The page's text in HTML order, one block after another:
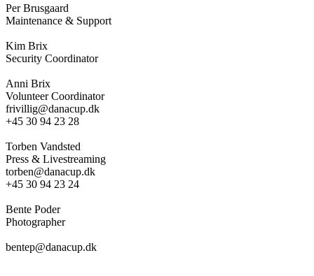
Per Brusgaard
Maintenance & Support
Kim Brix
Security Coordinator
Anni Brix
Volunteer Coordinator
frivillig@danacup.dk
+45 30 94 23 28
Torben Vandsted
Press & Livestreaming
torben@danacup.dk
+45 30 94 23 24
Bente Poder
Photographer
bentep@danacup.dk